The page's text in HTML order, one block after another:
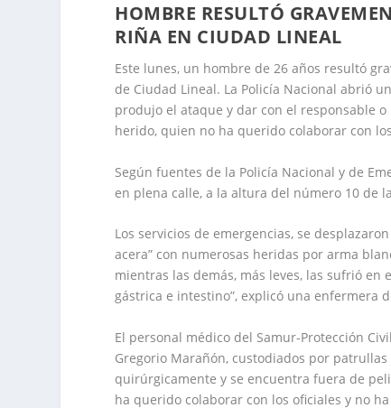
HOMBRE RESULTÓ
RIÑA EN CIUDAD LINEAL
Este lunes, un hombre de 26 años resultó
de Ciudad Lineal. La Policía Nacional abrió
produjo el ataque y dar con el responsable
herido, quien no ha querido colaborar con
Según fuentes de la Policía Nacional y de
en plena calle, a la altura del número 10 de
Los servicios de emergencias, se
acera” con numerosas heridas por arma
mientras las demás, más leves, las sufrió
gástrica e intestino”, explicó una enfermera
El personal médico del Samur-Protección
Gregorio Marañón, custodiados por
quirúrgicamente y se encuentra fuera de
ha querido colaborar con los oficiales y no